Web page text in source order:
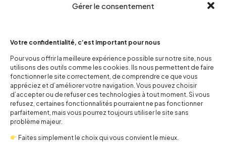
Gérer le consentement
Votre confidentialité, c’est important pour nous
Pour vous offrir la meilleure expérience possible sur notre site, nous
utilisons des outils comme les cookies. Ils nous permettent de faire
fonctionner le site correctement, de comprendre ce que vous
appréciez et d’améliorer votre navigation. Vous pouvez choisir
d’accepter ou de refuser ces technologies à tout moment. Si vous
refusez, certaines fonctionnalités pourraient ne pas fonctionner
parfaitement, mais vous pourrez toujours utiliser le site sans
problème majeur.
Faites simplement le choix qui vous convient le mieux.
20,00€